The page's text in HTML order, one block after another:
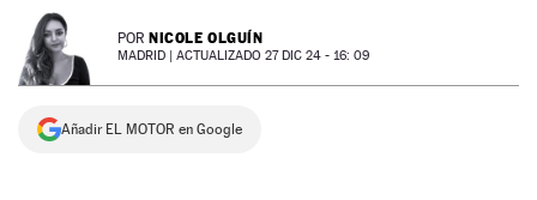
NEWSLETTER POR NICOLE OLGUÍN
MADRID | ACTUALIZADO 27 DIC 24 - 16: 09
Añadir EL MOTOR en Google